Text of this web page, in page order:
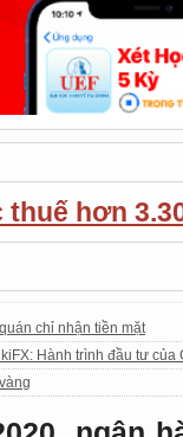
hơn
chỉ nhận tiền mặt
Hành trình đầu tư của